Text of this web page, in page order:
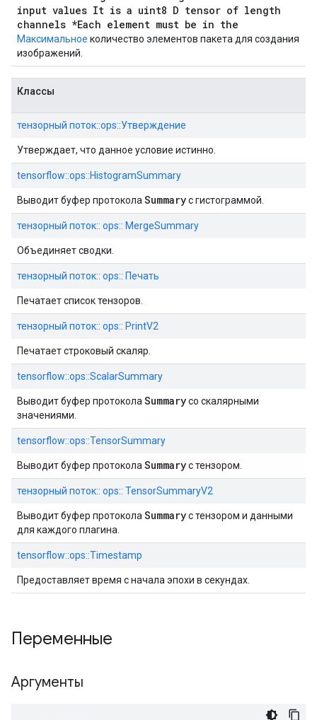
input values It is a uint8 D tensor of length
channels *Each element must be in the
Максимальное количество элементов пакета для создания
изображений.
Классы
тензорный поток::ops::Утверждение
Утверждает, что данное условие истинно.
tensorflow::ops::HistogramSummary
Выводит буфер протокола Summaryс гистограммой.
тензорный поток:: ops:: MergeSummary
Объединяет сводки.
тензорный поток:: ops:: Печать
Печатает список тензоров.
тензорный поток:: ops:: PrintV2
Печатает строковый скаляр.
tensorflow::ops::ScalarSummary
Выводит буфер протокола Summaryсо скалярными
значениями.
tensorflow::ops::TensorSummary
Выводит буфер протокола Summaryс тензором.
тензорный поток:: ops:: TensorSummaryV2
Выводит буфер протокола Summaryс тензором и данными
для каждого плагина.
tensorflow::ops::Timestamp
Предоставляет время с начала эпохи в секундах.
Переменные
Аргументы